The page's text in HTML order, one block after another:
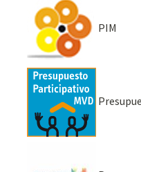
PIM